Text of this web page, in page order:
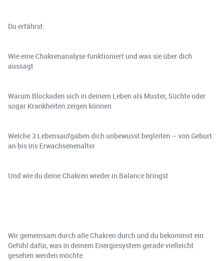
Du erfährst:
Wie eine Chakrenanalyse funktioniert und was sie über dich
aussagt
Warum Blockaden sich in deinem Leben als Muster, Süchte oder
sogar Krankheiten zeigen können
Welche 3 Lebensaufgaben dich unbewusst begleiten – von Geburt
an bis ins Erwachsenenalter
Und wie du deine Chakren wieder in Balance bringst
Wir gemeinsam durch alle Chakren durch und du bekommst ein
Gefühl dafür, was in deinem Energiesystem gerade vielleicht
gesehen werden möchte.